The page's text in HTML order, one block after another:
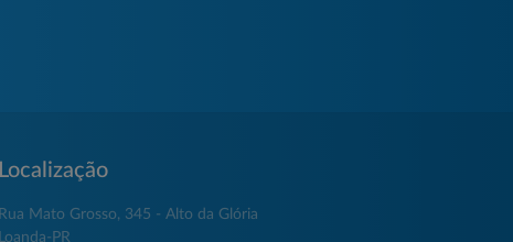
Localização
Rua Mato Grosso, 345 - Alto da Glória
Loanda-PR